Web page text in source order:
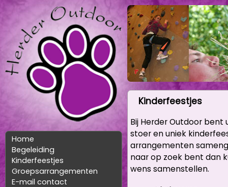
Home
Begeleiding
Kinderfeestjes
Groepsarrangementen
E-mail contact
Kinderfeestjes
Bij Herder Outdoor
stoer en uniek
arrangementen
naar op zoek bent dan
wens samenstellen.